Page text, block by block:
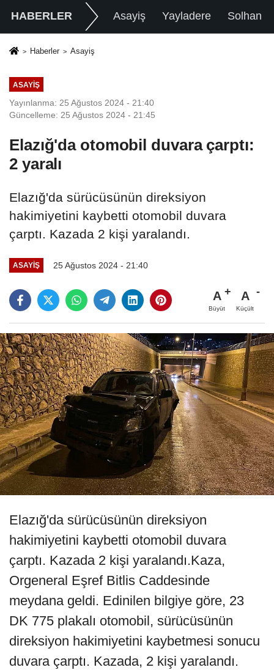
HABERLER Asayiş Yayladere Solhan
Haberler Asayiş
ASAYIŞ
Yayınlanma: 25 Ağustos 2024 - 21:40
Güncelleme: 25 Ağustos 2024 - 21:45
Elazığ'da otomobil duvara çarptı:
2 yaralı
Elazığ'da sürücüsünün direksiyon
hakimiyetini kaybetti otomobil duvara
çarptı. Kazada 2 kişi yaralandı.
ASAYIŞ 25 Ağustos 2024 - 21:40
A
Büyüt
A
Küçült
Elazığ'da sürücüsünün direksiyon
hakimiyetini kaybetti otomobil duvara
çarptı. Kazada 2 kişi yaralandı.Kaza,
Orgeneral Eşref Bitlis Caddesinde
meydana geldi. Edinilen bilgiye göre, 23
DK 775 plakalı otomobil, sürücüsünün
direksiyon hakimiyetini kaybetmesi sonucu
duvara çarptı. Kazada, 2 kişi yaralandı.